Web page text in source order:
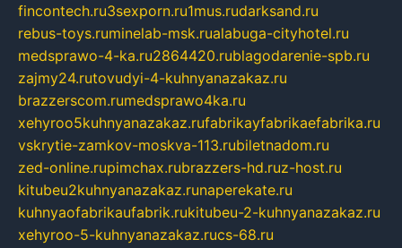
fincontech.ru3sexporn.ru1mus.rudarksand.ru
rebus-toys.ruminelab-msk.rualabuga-cityhotel.ru
medsprawo-4-ka.ru2864420.rublagodarenie-spb.ru
zajmy24.rutovudyi-4-kuhnyanazakaz.ru
brazzerscom.rumedsprawo4ka.ru
xehyroo5kuhnyanazakaz.rufabrikayfabrikaefabrika.ru
vskrytie-zamkov-moskva-113.rubiletnadom.ru
zed-online.rupimchax.rubrazzers-hd.ruz-host.ru
kitubeu2kuhnyanazakaz.runaperekate.ru
kuhnyaofabrikaufabrik.rukitubeu-2-kuhnyanazakaz.ru
xehyroo-5-kuhnyanazakaz.rucs-68.ru